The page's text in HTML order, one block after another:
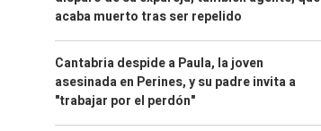
acaba muerto tras ser repelido
Cantabria despide a Paula, la joven
asesinada en Perines, y su padre invita a
"trabajar por el perdón"